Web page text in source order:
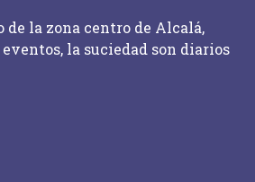
la zona centro de Alcalá,
la suciedad son diarios